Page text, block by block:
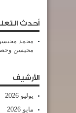
أحدث
محمد
محيسن
الأرشيف
يوليو 2026
مايو 2026